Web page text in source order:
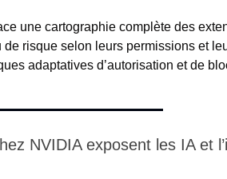
une cartographie complète des
risque selon leurs permissions et
adaptatives d’autorisation et de
NVIDIA exposent les IA et